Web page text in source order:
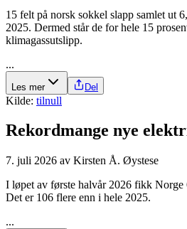
15 felt på norsk sokkel slapp samlet ut
2025. Dermed står de for hele 15
klimagassutslipp.
...
Les mer Del
Kilde: tilnull
Rekordmange nye
7. juli 2026 av Kirsten Å. Øystese
I løpet av første halvår 2026 fikk Norge
Det er 106 flere enn i hele 2025.
...